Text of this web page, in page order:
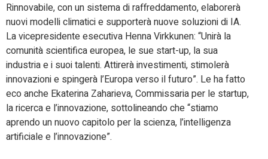
Rinnovabile, con un sistema di raffreddamento, elaborerà
nuovi modelli climatici e supporterà nuove soluzioni di IA.
La vicepresidente esecutiva Henna Virkkunen: “Unirà la
comunità scientifica europea, le sue start-up, la sua
industria e i suoi talenti. Attirerà investimenti, stimolerà
innovazioni e spingerà l’Europa verso il futuro”. Le ha fatto
eco anche Ekaterina Zaharieva, Commissaria per le startup,
la ricerca e l’innovazione, sottolineando che “stiamo
aprendo un nuovo capitolo per la scienza, l’intelligenza
artificiale e l’innovazione”.